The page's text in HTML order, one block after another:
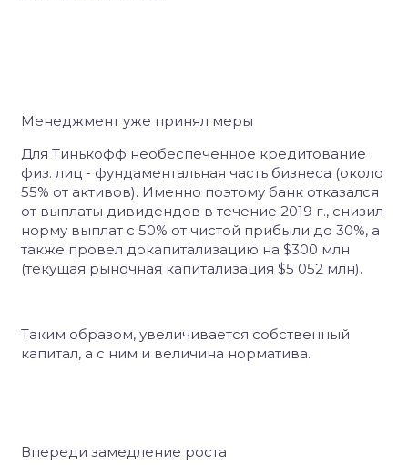
Менеджмент уже принял меры
Для Тинькофф необеспеченное кредитование
физ. лиц - фундаментальная часть бизнеса (около
55% от активов). Именно поэтому банк отказался
от выплаты дивидендов в течение 2019 г., снизил
норму выплат с 50% от чистой прибыли до 30%, а
также провел докапитализацию на $300 млн
(текущая рыночная капитализация $5 052 млн).
Таким образом, увеличивается собственный
капитал, а с ним и величина норматива.
Впереди замедление роста